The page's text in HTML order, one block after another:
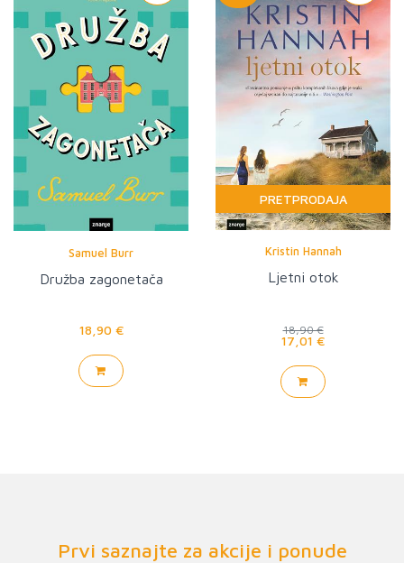
Samuel Burr
Družba zagonetača
18,90 €
PRETPRODAJA
Kristin Hannah
Ljetni otok
18,90 €
17,01 €
Prvi saznajte za akcije i ponude